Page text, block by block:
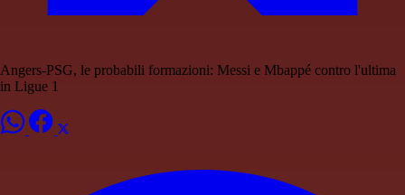
Angers-PSG, le probabili formazioni: Messi e Mbappé contro l'ultima
in Ligue 1